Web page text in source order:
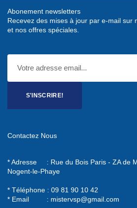
Abonement newsletters
Recevez des mises à jour par e-mail sur
et nos offres spéciales.
S'INSCRIRE!
Contactez Nous
* Adresse : Rue du Bois Paris - ZA de
Nogent-le-Phaye
* Téléphone : 09 81 90 10 42
* Email : mistervsp@gmail.com